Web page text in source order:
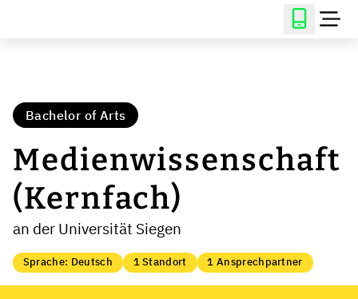
Bachelor of Arts
Medienwissenschaft
(Kernfach)
an der Universität Siegen
Sprache: Deutsch 1 Standort 1 Ansprechpartner